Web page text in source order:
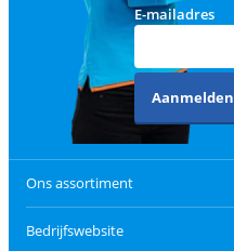
E-mailadres
Aanmelden
Ons assortiment
Bedrijfswebsite